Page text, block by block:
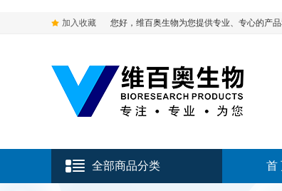
加入收藏 您好，维百奥生物为您提供专业、专心的产品
全部商品分类 首